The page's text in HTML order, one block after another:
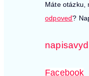
Máte otázku,
odpoveď?
Facebook